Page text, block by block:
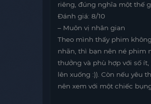
riêng, đúng nghĩa một thế
Đánh giá: 8/10
– Muôn vị nhân gian
Theo mình thấy phim
nhãn, thì bạn nên né phim
thưởng và phù hợp với số
lên xuống :)). Còn nếu yêu
nên xem với một chiếc